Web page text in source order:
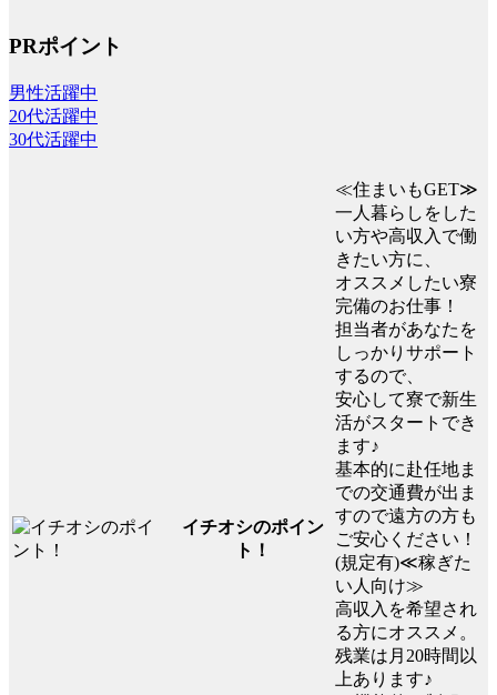
PRポイント
男性活躍中
20代活躍中
30代活躍中
イチオシのポイン
ト！
≪住まいもGET≫
一人暮らしをした
い方や高収入で働
きたい方に、
オススメしたい寮
完備のお仕事！
担当者があなたを
しっかりサポート
するので、
安心して寮で新生
活がスタートでき
ます♪
基本的に赴任地ま
での交通費が出ま
すので遠方の方も
ご安心ください！
(規定有)≪稼ぎた
い人向け≫
高収入を希望され
る方にオススメ。
残業は月20時間以
上あります♪